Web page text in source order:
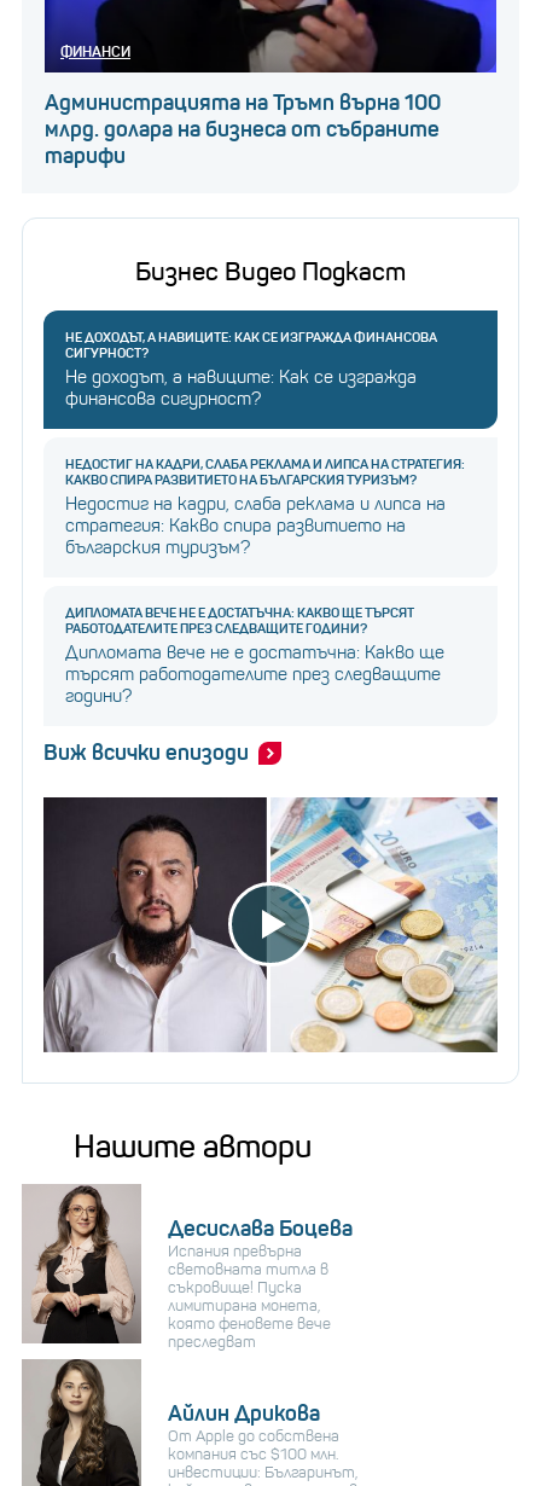
ФИНАНСИ
Администрацията на Тръмп върна 100
млрд. долара на бизнеса от събраните
тарифи
Бизнес Видео Подкаст
НЕ ДОХОДЪТ, А НАВИЦИТЕ: КАК СЕ ИЗГРАЖДА ФИНАНСОВА
СИГУРНОСТ?
Не доходът, а навиците: Как се изгражда
финансова сигурност?
НЕДОСТИГ НА КАДРИ, СЛАБА РЕКЛАМА И ЛИПСА НА СТРАТЕГИЯ:
КАКВО СПИРА РАЗВИТИЕТО НА БЪЛГАРСКИЯ ТУРИЗЪМ?
Недостиг на кадри, слаба реклама и липса на
стратегия: Какво спира развитието на
българския туризъм?
ДИПЛОМАТА ВЕЧЕ НЕ Е ДОСТАТЪЧНА: КАКВО ЩЕ ТЪРСЯТ
РАБОТОДАТЕЛИТЕ ПРЕЗ СЛЕДВАЩИТЕ ГОДИНИ?
Дипломата вече не е достатъчна: Какво ще
търсят работодателите през следващите
години?
Виж всички епизоди
Нашите автори
Десислава Боцева
Испания превърна
световната титла в
съкровище! Пуска
лимитирана монета,
която феновете вече
преследват
Айлин Дрикова
От Apple до собствена
компания със $100 млн.
инвестиции: Българинът,